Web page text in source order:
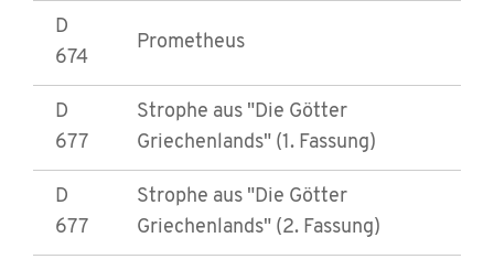
D
674
Prometheus
D
677
Strophe aus "Die Götter
Griechenlands" (1. Fassung)
D
677
Strophe aus "Die Götter
Griechenlands" (2. Fassung)